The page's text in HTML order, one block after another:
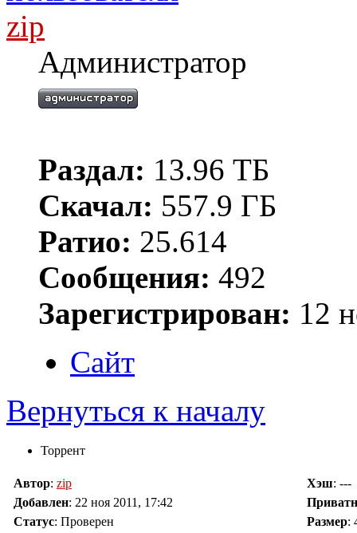
zip
Администратор
Раздал: 13.96 ТБ
Скачал: 557.9 ГБ
Ратио: 25.614
Сообщения: 492
Зарегистрирован: 12
Сайт
Вернуться к началу
Торрент
Автор: zip Хэш: ---
Добавлен: 22 ноя 2011, 17:42
Статус: Проверен Размер: